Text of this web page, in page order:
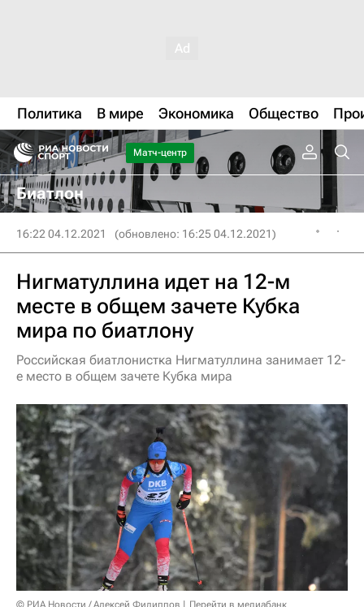
Политика В мире Экономика Общество
Матч-центр
Биатлон
16:22 04.12.2021 (обновлено: 16:25 04.12.2021)
Нигматуллина идет на 12-м
месте в общем зачете Кубка
мира по биатлону
Российская биатлонистка Нигматуллина занимает 12-
е место в общем зачете Кубка мира
© РИА Новости / Алексей Филиппов Перейти в медиабанк